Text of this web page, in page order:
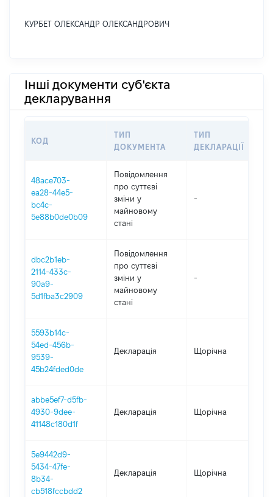
КУРБЕТ ОЛЕКСАНДР ОЛЕКСАНДРОВИЧ
Інші документи суб'єкта
декларування
КОД
ТИП
ДОКУМЕНТА
ТИП
ДЕКЛАРАЦІЇ
48ace703-
ea28-44e5-
bc4c-
5e88b0de0b09
Повідомлення
про суттєві
зміни y
майновому
стані
-
dbc2b1eb-
2114-433c-
90a9-
5d1fba3c2909
Повідомлення
про суттєві
зміни y
майновому
стані
-
5593b14c-
54ed-456b-
9539-
45b24fded0de
Декларація Щорічна
abbe5ef7-d5fb-
4930-9dee-
41148c180d1f
Декларація Щорічна
5e9442d9-
5434-47fe-
8b34-
cb518fccbdd2
Декларація Щорічна